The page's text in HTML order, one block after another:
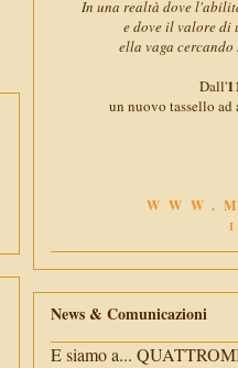
In una realtà dove
e dove il valore di
ella vaga cercando
Dall'
un nuovo tassello
News & Comunicazioni
E siamo a...